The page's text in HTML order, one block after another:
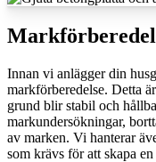
Innan vi anlägger din
markförberedelse. Detta
grund blir stabil och
markundersökningar,
av marken. Vi hanterar
som krävs för att skapa